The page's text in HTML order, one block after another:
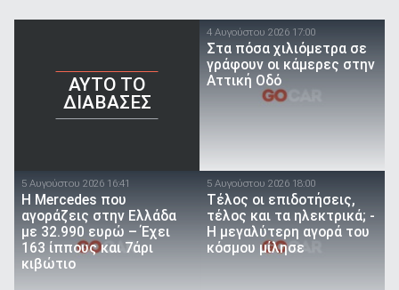
AYTO TO
ΔΙΑΒΑΣΕΣ
4 Αυγούστου 2026 17:00
Στα πόσα χιλιόμετρα σε
γράφουν οι κάμερες στην
Αττική Οδό
5 Αυγούστου 2026 16:41
Η Mercedes που
αγοράζεις στην Ελλάδα
με 32.990 ευρώ – Έχει
163 ίππους και 7άρι
κιβώτιο
5 Αυγούστου 2026 18:00
Τέλος οι επιδοτήσεις,
τέλος και τα ηλεκτρικά; -
Η μεγαλύτερη αγορά του
κόσμου μίλησε